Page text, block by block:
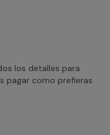
los detalles para
pagar como prefieras